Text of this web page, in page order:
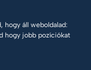
hogy áll weboldalad:
hogy jobb pozíciókat